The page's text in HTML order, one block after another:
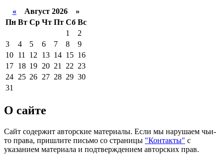
« Август 2026 »
Пн Вт Ср Чт Пт Сб Вс
1
2
3
4 5 6 7 8
9
10 11 12 13 14 15 16
17 18 19 20 21 22 23
24 25 26 27 28 29 30
31
О сайте
Сайт содержит авторские материалы. Если мы нарушаем чьи-
то права, пришлите письмо со страницы "Контакты" с
указанием материала и подтверждением авторских прав.